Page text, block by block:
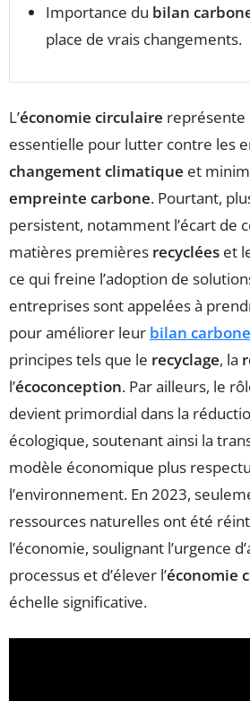
Importance du bilan
place de vrais changements.
L’économie circulaire
essentielle pour lutter contre les
changement climatique et
empreinte carbone. Pourtant,
persistent, notamment l’écart de
matières premières recyclées et
ce qui freine l’adoption de
entreprises sont appelées à
pour améliorer leur bilan carbone
principes tels que le recyclage, la
l’écoconception. Par ailleurs, le
devient primordial dans la
écologique, soutenant ainsi la
modèle économique plus
l’environnement. En 2023,
ressources naturelles ont été
l’économie, soulignant l’urgence
processus et d’élever l’économie
échelle significative.